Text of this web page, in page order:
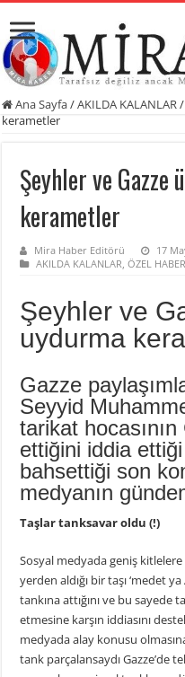
Ana Sayfa/AKILDA KALANLAR /
kerametler
Şeyhler ve Gazze
kerametler
Mira Haber Editörü
17
AKILDA KALANLAR ,ÖZEL HABER
Şeyhler ve
uydurma
Gazze
Seyyid
tarikat
ettiğini iddia
bahsettiği son
medyanın
Taşlar tanksavar oldu (!)
Sosyal medyada geniş kitlelere
yerden aldığı bir taşı ‘medet
tankına attığını ve bu
etmesine karşın iddiasını
medyada alay konusu
tank parçalansaydı Gazze’de